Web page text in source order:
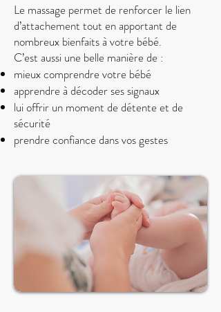
Le massage permet de renforcer le lien
d’attachement tout en apportant de
nombreux bienfaits à votre bébé.
C’est aussi une belle manière de :
mieux comprendre votre bébé
apprendre à décoder ses signaux
lui offrir un moment de détente et de
sécurité
prendre confiance dans vos gestes